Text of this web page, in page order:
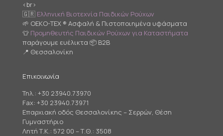
<br>
🇬🇷 Ελληνική Βιοτεχνία Παιδικών Ρούχων
🌱 OEKO-TEX ® Ασφαλή & Πιστοποιημένα υφάσματα
👕 Προμηθευτής Παιδικών Ρούχων για Καταστήματα
παράγουμε ευέλικτα 📦 B2B
📍 Θεσσαλονίκη
Επικοινωνία
Τηλ.: +30 23940.73970
Fax: +30 23940.73971
Επαρχιακή οδός Θεσσαλονίκης – Σερρών, Θέση
Γυμναστήριο
Λητή Τ.Κ.: 572 00 – Τ.Θ.: 3508